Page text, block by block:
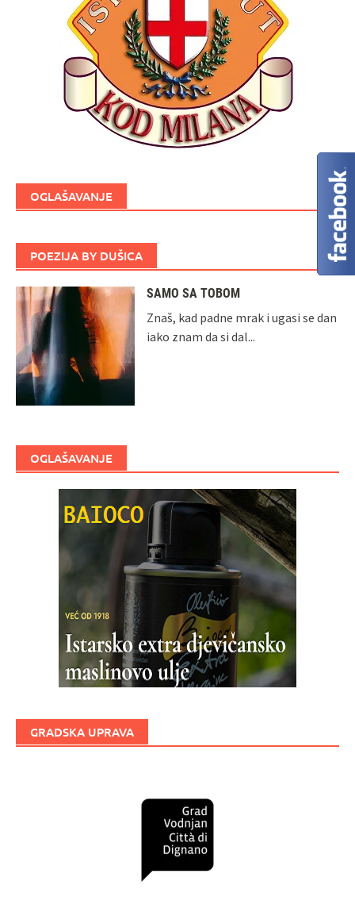
OGLAŠAVANJE
POEZIJA BY DUŠICA
SAMO SA TOBOM
Znaš, kad padne mrak i ugasi se dan
iako znam da si dal...
OGLAŠAVANJE
GRADSKA UPRAVA